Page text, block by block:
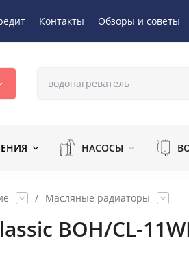
Контакты Обзоры и советы
НАСОСЫ
/ Масляные радиаторы
BOH/CL-